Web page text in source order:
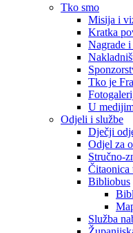
Tko smo
Misija i
Kratka
Nagrade
Tko je
U
Odjeli i službe
Dječji
Odjel za
Stručno-
Čitaonica
Bibliobus
Služba